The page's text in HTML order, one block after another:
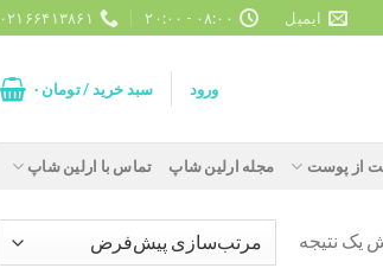
ایمیل ۰۸:۰۰ - ۲۰:۰۰ ۰۲۱۶۶۴۱۳۸۶۱
ورود سبد خرید /تومان ۰
از پوست مجله ارلین شاپ تماس با ارلین شاپ
یک نتیجه